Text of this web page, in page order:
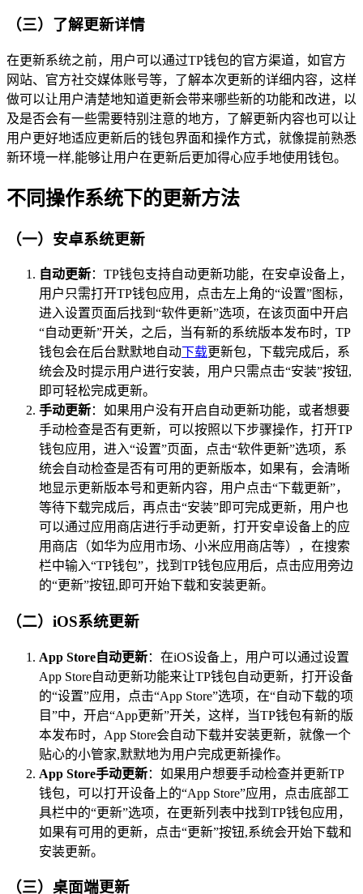
（三）了解更新详情
在更新系统之前，用户可以通过TP钱包的官方渠道，如官方
网站、官方社交媒体账号等，了解本次更新的详细内容，这样
做可以让用户清楚地知道更新会带来哪些新的功能和改进，以
及是否会有一些需要特别注意的地方，了解更新内容也可以让
用户更好地适应更新后的钱包界面和操作方式，就像提前熟悉
新环境一样,能够让用户在更新后更加得心应手地使用钱包。
不同操作系统下的更新方法
（一）安卓系统更新
自动更新：TP钱包支持自动更新功能，在安卓设备上，
用户只需打开TP钱包应用，点击左上角的“设置”图标，
进入设置页面后找到“软件更新”选项，在该页面中开启
“自动更新”开关，之后，当有新的系统版本发布时，TP
钱包会在后台默默地自动下载更新包，下载完成后，系
统会及时提示用户进行安装，用户只需点击“安装”按钮,
即可轻松完成更新。
手动更新：如果用户没有开启自动更新功能，或者想要
手动检查是否有更新，可以按照以下步骤操作，打开TP
钱包应用，进入“设置”页面，点击“软件更新”选项，系
统会自动检查是否有可用的更新版本，如果有，会清晰
地显示更新版本号和更新内容，用户点击“下载更新”，
等待下载完成后，再点击“安装”即可完成更新，用户也
可以通过应用商店进行手动更新，打开安卓设备上的应
用商店（如华为应用市场、小米应用商店等），在搜索
栏中输入“TP钱包”，找到TP钱包应用后，点击应用旁边
的“更新”按钮,即可开始下载和安装更新。
（二）iOS系统更新
App Store自动更新：在iOS设备上，用户可以通过设置
App Store自动更新功能来让TP钱包自动更新，打开设备
的“设置”应用，点击“App Store”选项，在“自动下载的项
目”中，开启“App更新”开关，这样，当TP钱包有新的版
本发布时，App Store会自动下载并安装更新，就像一个
贴心的小管家,默默地为用户完成更新操作。
App Store手动更新：如果用户想要手动检查并更新TP
钱包，可以打开设备上的“App Store”应用，点击底部工
具栏中的“更新”选项，在更新列表中找到TP钱包应用，
如果有可用的更新，点击“更新”按钮,系统会开始下载和
安装更新。
（三）桌面端更新